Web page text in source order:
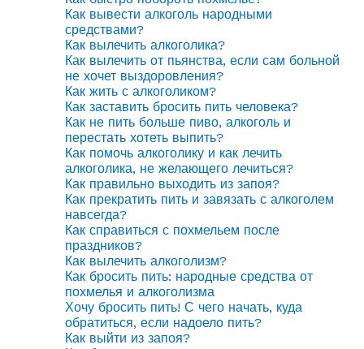
Как вывести алкоголь народными
средствами?
Как вылечить алкоголика?
Как вылечить от пьянства, если сам больной
не хочет выздоровления?
Как жить с алкоголиком?
Как заставить бросить пить человека?
Как не пить больше пиво, алкоголь и
перестать хотеть выпить?
Как помочь алкоголику и как лечить
алкоголика, не желающего лечиться?
Как правильно выходить из запоя?
Как прекратить пить и завязать с алкоголем
навсегда?
Как справиться с похмельем после
праздников?
Как вылечить алкоголизм?
Как бросить пить: народные средства от
похмелья и алкоголизма
Хочу бросить пить! С чего начать, куда
обратиться, если надоело пить?
Как выйти из запоя?